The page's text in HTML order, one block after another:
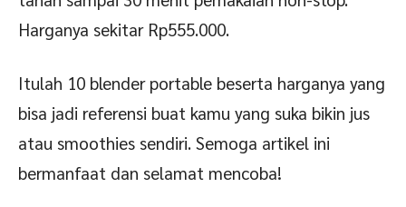
Harganya sekitar Rp555.000.
Itulah 10 blender portable beserta harganya yang
bisa jadi referensi buat kamu yang suka bikin jus
atau smoothies sendiri. Semoga artikel ini
bermanfaat dan selamat mencoba!